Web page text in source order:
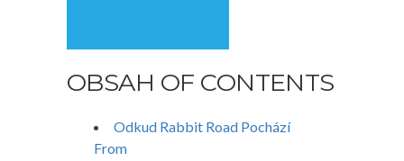
OBSAH OF CONTENTS
Odkud Rabbit Road Pochází
From